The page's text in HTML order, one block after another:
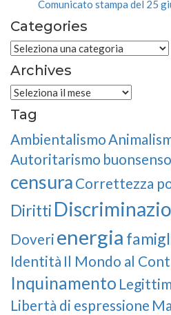
Comunicato stampa del 25
Categories
Categories
Archives
Archives
Tag
Ambientalismo
Autoritarismo buonsenso
censura Correttezza
Diritti
Doveri energia
Identità Il Mondo al
Inquinamento
Libertà di espressione